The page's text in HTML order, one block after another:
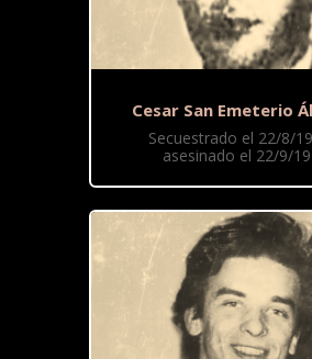
Cesar San Emeterio
Secuestrado el 22/8/
asesinado el 22/9/